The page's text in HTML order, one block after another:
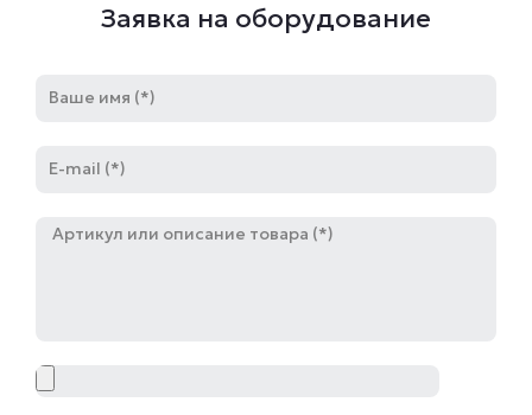
Заявка на оборудование
mail
Артикул
Файл